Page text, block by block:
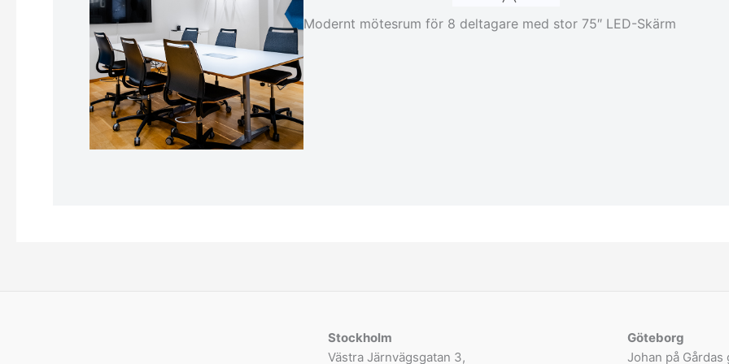
Modernt mötesrum för 8 deltagare med stor 75″ LED-Skärm
Stockholm
Västra Järnvägsgatan 3,
Göteborg
Johan på Gårdas